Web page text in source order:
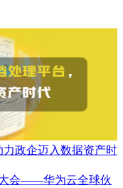
政企迈入数据资产时
大会——华为云全球伙